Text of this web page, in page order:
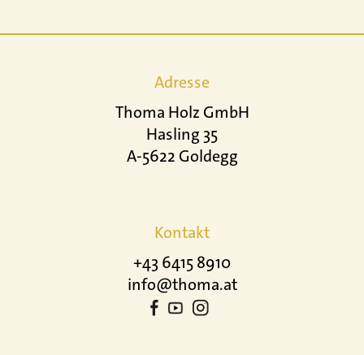
Adresse
Thoma Holz GmbH
Hasling 35
A-5622 Goldegg
Kontakt
+43 6415 8910
info@thoma.at